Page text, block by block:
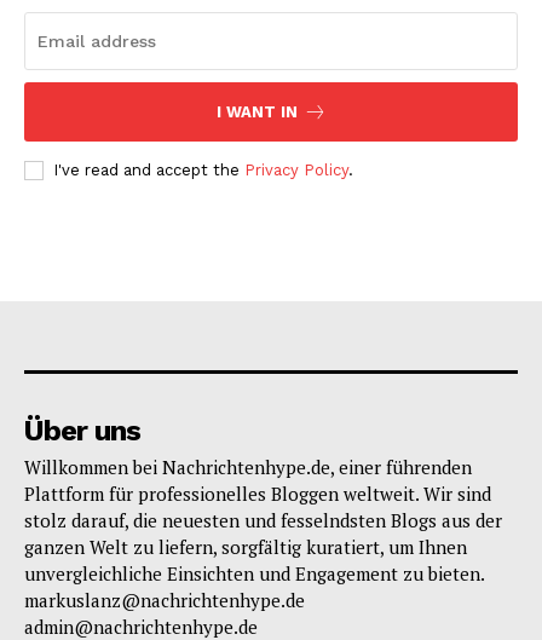
I WANT IN
I've read and accept the Privacy Policy.
Über uns
Willkommen bei Nachrichtenhype.de, einer führenden
Plattform für professionelles Bloggen weltweit. Wir sind
stolz darauf, die neuesten und fesselndsten Blogs aus der
ganzen Welt zu liefern, sorgfältig kuratiert, um Ihnen
unvergleichliche Einsichten und Engagement zu bieten.
markuslanz@nachrichtenhype.de
admin@nachrichtenhype.de